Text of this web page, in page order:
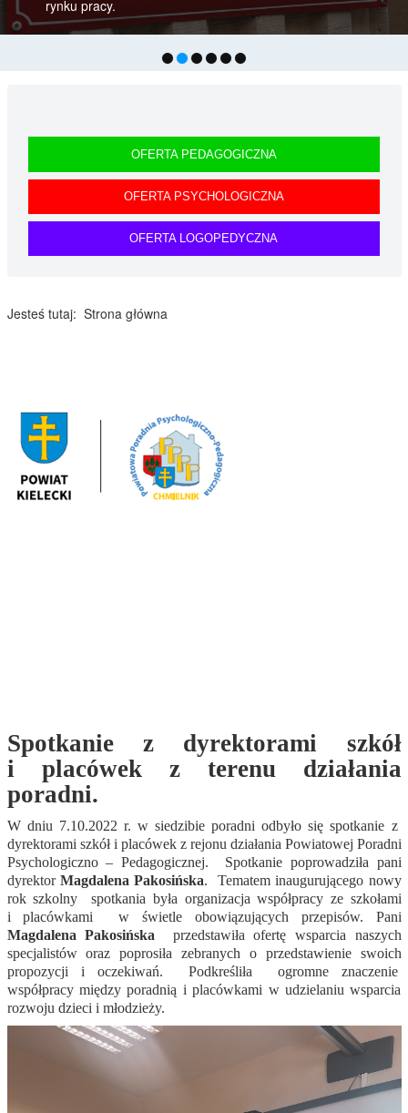
OFERTA PEDAGOGICZNA
OFERTA PSYCHOLOGICZNA
OFERTA LOGOPEDYCZNA
Jesteś tutaj: Strona główna
Spotkanie z dyrektorami szkół
i placówek z terenu działania
poradni.
W dniu 7.10.2022 r. w siedzibie poradni odbyło się spotkanie z
dyrektorami szkół i placówek z rejonu działania Powiatowej Poradni
Psychologiczno – Pedagogicznej.
Spotkanie poprowadziła pani
dyrektor Magdalena Pakosińska.
Tematem inaugurującego nowy
rok szkolny
spotkania była organizacjawspółpracy ze szkołami
i placówkami
w świetle obowiązujących przepisów. Pani
Magdalena Pakosińska
przedstawiła ofertę wsparcia naszych
specjalistów oraz poprosiła zebranych o przedstawienie swoich
propozycji i oczekiwań.
Podkreśliła
ogromne znaczenie
współpracy między poradnią i placówkami w udzielaniu wsparcia
rozwoju dzieci i młodzieży.